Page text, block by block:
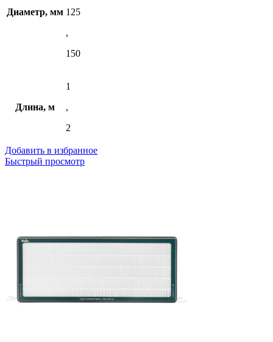
Диаметр, мм 125
,
150
Длина, м
1
,
2
Добавить в избранное
Быстрый просмотр